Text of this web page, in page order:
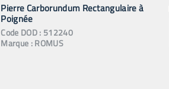
Pierre Carborundum Rectangulaire à
Poignée
Code DOD: 512240
Marque :ROMUS